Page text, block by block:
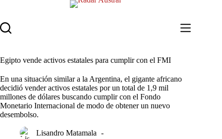
contenido
Egipto vende activos estatales para cumplir con el FMI
En una situación similar a la Argentina, el gigante africano
decidió vender activos estatales por un total de 1,9 mil
millones de dólares buscando cumplir con el Fondo
Monetario Internacional de modo de obtener un nuevo
desembolso.
Lisandro Matamala